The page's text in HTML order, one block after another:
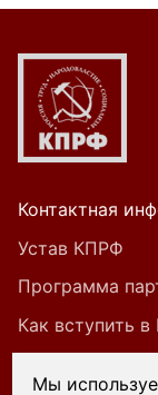
Контактная
Устав КПРФ
Программа
Как вступить
Мы